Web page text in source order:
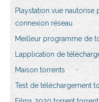
Playstation vue
connexion réseau
Meilleur programme de
Lapplication de
Maison torrents
Test de téléchargement